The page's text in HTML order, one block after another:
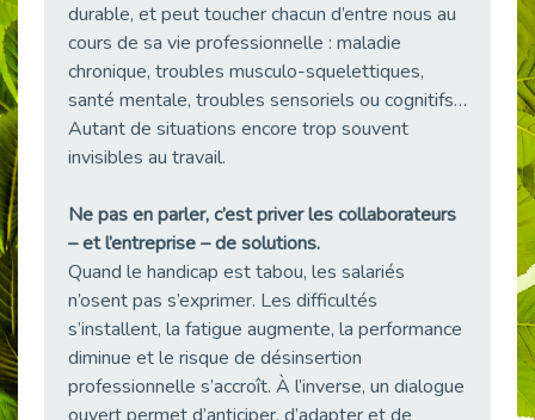
38 vidéos pour comprendre et agir durablement
Publié le 04/05/2026
Le taux d’emploi direct dans la fonction publique dépasse 6 % en 2025
Publié le 04/05/2026
Témoignage : Le parcours de Marc, 44 ans
Publié le 30/04/2026
L’Aménagement Raisonnable : Un Levier pour l’Équité
Publié le 29/04/2026
Optimiser son CV lorsqu’on est en situation de handicap
Publié le 29/04/2026
28 avril : Agir ensemble pour une culture de prévention au travail
durable, et peut toucher chacun d’entre nous au
cours de sa vie professionnelle : maladie
chronique, troubles musculo-squelettiques,
santé mentale, troubles sensoriels ou cognitifs…
Autant de situations encore trop souvent
invisibles au travail.
Ne pas en parler, c’est priver les collaborateurs
– et l’entreprise – de solutions.
Quand le handicap est tabou, les salariés
n’osent pas s’exprimer. Les difficultés
s’installent, la fatigue augmente, la performance
diminue et le risque de désinsertion
professionnelle s’accroît. À l’inverse, un dialogue